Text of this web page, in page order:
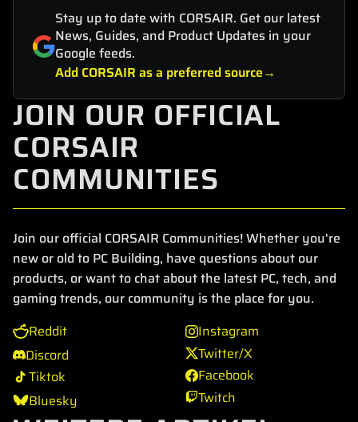
Stay up to date with CORSAIR. Get our latest
News, Guides, and Product Updates in your
Google feeds.
Add CORSAIR as a preferred source
JOIN OUR OFFICIAL
CORSAIR
COMMUNITIES
Join our official CORSAIR Communities! Whether you're
new or old to PC Building, have questions about our
products, or want to chat about the latest PC, tech, and
gaming trends, our community is the place for you.
Reddit
Discord
Tiktok
Bluesky
Instagram
Twitter/X
Facebook
Twitch